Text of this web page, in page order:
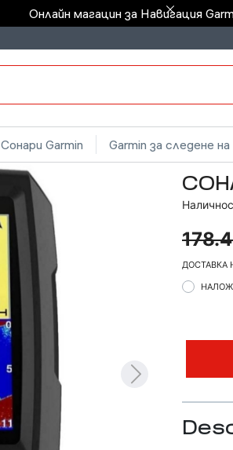
Онлайн магацин за Навигация
Сонари Garmin Garmin за следене
ДОСТАВКА